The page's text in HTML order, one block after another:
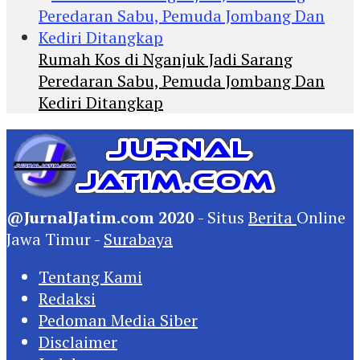
Rumah Kos di Nganjuk Jadi Sarang
Peredaran Sabu, Pemuda Jombang Dan
Kediri Ditangkap
@JurnalJatim.com 2020 - Situs Berita Online
Jawa Timur - Surabaya
Tentang Kami
Redaksi
Pedoman Media Siber
Disclaimer